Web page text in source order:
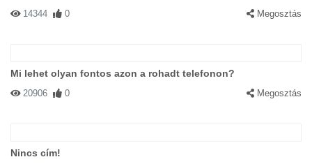
14344 0 Megosztás
Mi lehet olyan fontos azon a rohadt telefonon?
20906 0 Megosztás
Nincs cím!